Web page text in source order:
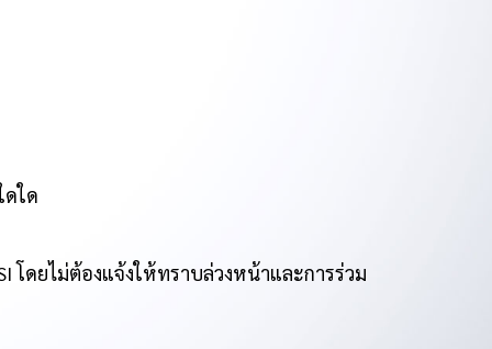
ใด
โดยไม่ต้องแจ้งให้ทราบล่วงหน้าและการร่วม